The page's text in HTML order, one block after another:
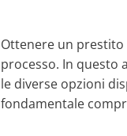
Ottenere un prestito
processo. In questo
le diverse opzioni
fondamentale